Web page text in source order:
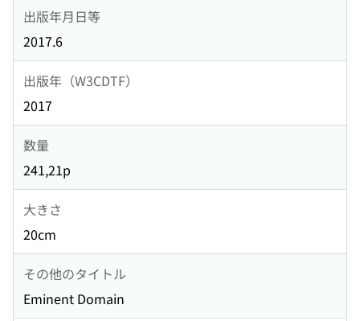
出版年月日等
2017.6
出版年（W3CDTF）
2017
数量
241,21p
大きさ
20cm
その他のタイトル
Eminent Domain